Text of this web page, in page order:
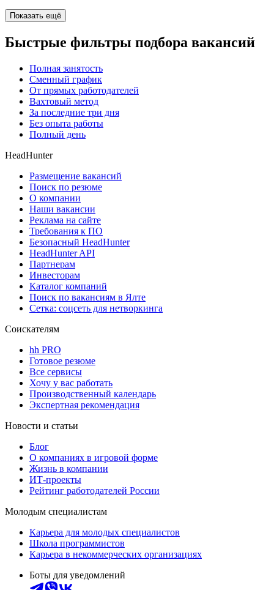
Показать ещё
Быстрые фильтры подбора вакансий
Полная занятость
Сменный график
От прямых работодателей
Вахтовый метод
За последние три дня
Без опыта работы
Полный день
HeadHunter
Размещение вакансий
Поиск по резюме
О компании
Наши вакансии
Реклама на сайте
Требования к ПО
Безопасный HeadHunter
HeadHunter API
Партнерам
Инвесторам
Каталог компаний
Поиск по вакансиям в Ялте
Сетка: соцсеть для нетворкинга
Соискателям
hh PRO
Готовое резюме
Все сервисы
Хочу у вас работать
Производственный календарь
Экспертная рекомендация
Новости и статьи
Блог
О компаниях в игровой форме
Жизнь в компании
ИТ-проекты
Рейтинг работодателей России
Молодым специалистам
Карьера для молодых специалистов
Школа программистов
Карьера в некоммерческих организациях
Боты для уведомлений